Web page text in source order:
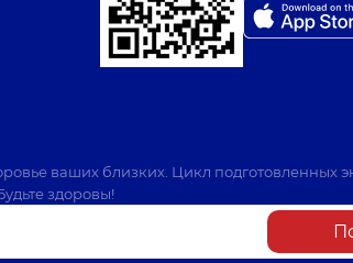
ваших близких. Цикл подготовленных
здоровы!